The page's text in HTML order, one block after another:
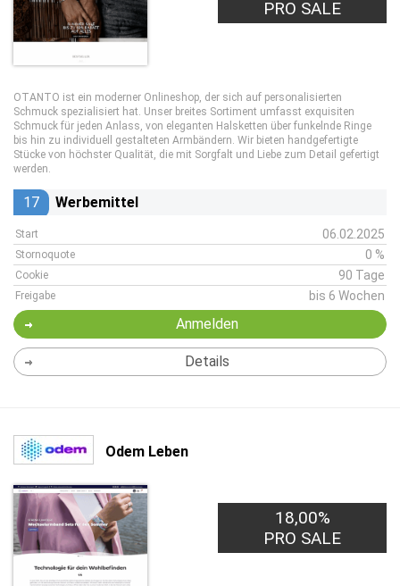
PRO SALE
OTANTO ist ein moderner Onlineshop, der sich auf personalisierten
Schmuck spezialisiert hat. Unser breites Sortiment umfasst exquisiten
Schmuck für jeden Anlass, von eleganten Halsketten über funkelnde Ringe
bis hin zu individuell gestalteten Armbändern. Wir bieten handgefertigte
Stücke von höchster Qualität, die mit Sorgfalt und Liebe zum Detail gefertigt
werden.
17 Werbemittel
Start 06.02.2025
Stornoquote 0 %
Cookie 90 Tage
Freigabe bis 6 Wochen
Anmelden
Details
Odem Leben
18,00%
PRO SALE